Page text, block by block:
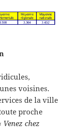
voisines.
de la ville
proche
Venez chez